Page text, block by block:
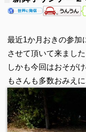
最近1か月おきの参加
させて頂いて来ました
しかも今回はおそが
もさんも多数おみえ